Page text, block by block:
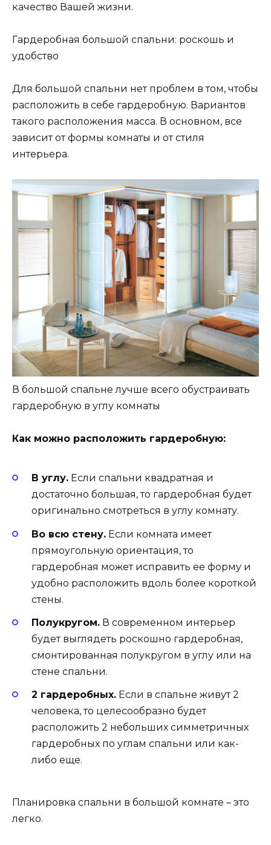
качество Вашей жизни.
Гардеробная большой спальни: роскошь и
удобство
Для большой спальни нет проблем в том, чтобы
расположить в себе гардеробную. Вариантов
такого расположения масса. В основном, все
зависит от формы комнаты и от стиля
интерьера.
В большой спальне лучше всего обустраивать
гардеробную в углу комнаты
Как можно расположить гардеробную:
В углу. Если спальни квадратная и
достаточно большая, то гардеробная будет
оригинально смотреться в углу комнату.
Во всю стену. Если комната имеет
прямоугольную ориентация, то
гардеробная может исправить ее форму и
удобно расположить вдоль более короткой
стены.
Полукругом. В современном интерьер
будет выглядеть роскошно гардеробная,
смонтированная полукругом в углу или на
стене спальни.
2 гардеробных. Если в спальне живут 2
человека, то целесообразно будет
расположить 2 небольших симметричных
гардеробных по углам спальни или как-
либо еще.
Планировка спальни в большой комнате – это
легко.